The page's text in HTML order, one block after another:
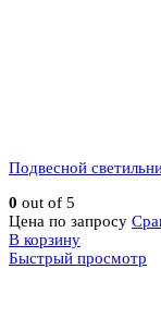
Подвесной
0 out of 5
Цена по запросу
В корзину
Быстрый просмотр